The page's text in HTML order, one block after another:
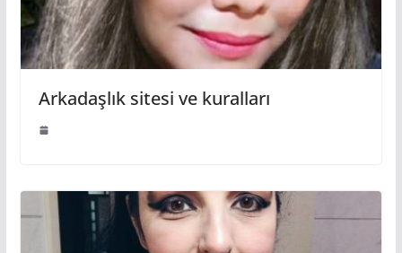
Arkadaşlık sitesi ve kuralları